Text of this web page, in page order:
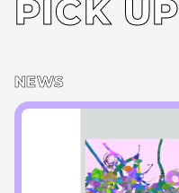
PICK UP
NEWS